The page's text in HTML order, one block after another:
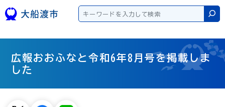
検索
広報おおふなと令和6年8月号を掲載しま
した